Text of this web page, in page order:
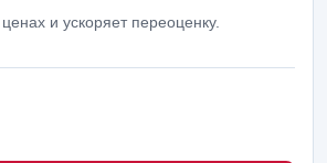
и ускоряет переоценку.